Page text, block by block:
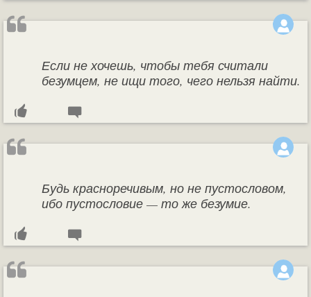
Если не хочешь, чтобы тебя считали
безумцем, не ищи того, чего нельзя найти.
Будь красноречивым, но не пустословом,
ибо пустословие — то же безумие.